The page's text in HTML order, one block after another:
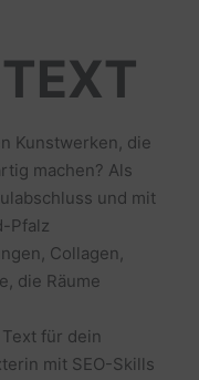
Kunstwerken, die
machen? Als
und mit
Pfalz
Collagen,
die Räume
für dein
mit SEO-Skills